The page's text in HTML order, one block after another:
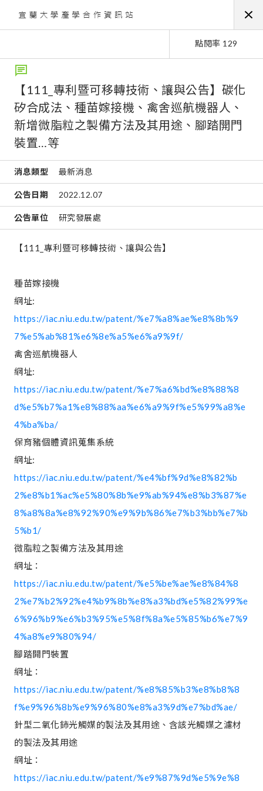
點閱率 129
【111_專利暨可移轉技術、讓與公告】碳化
矽合成法、種苗嫁接機、禽舍巡航機器人、
新增微脂粒之製備方法及其用途、腳踏開門
裝置…等
消息類型 最新消息
公告日期 2022.12.07
公告單位 研究發展處
【111_專利暨可移轉技術、讓與公告】
種苗嫁接機
網址:
https://iac.niu.edu.tw/patent/%e7%a8%ae%e8%8b%9
7%e5%ab%81%e6%8e%a5%e6%a9%9f/
禽舍巡航機器人
網址:
https://iac.niu.edu.tw/patent/%e7%a6%bd%e8%88%8
d%e5%b7%a1%e8%88%aa%e6%a9%9f%e5%99%a8%e
4%ba%ba/
保育豬個體資訊蒐集系統
網址:
https://iac.niu.edu.tw/patent/%e4%bf%9d%e8%82%b
2%e8%b1%ac%e5%80%8b%e9%ab%94%e8%b3%87%e
8%a8%8a%e8%92%90%e9%9b%86%e7%b3%bb%e7%b
5%b1/
微脂粒之製備方法及其用途
網址：
https://iac.niu.edu.tw/patent/%e5%be%ae%e8%84%8
2%e7%b2%92%e4%b9%8b%e8%a3%bd%e5%82%99%e
6%96%b9%e6%b3%95%e5%8f%8a%e5%85%b6%e7%9
4%a8%e9%80%94/
腳踏開門裝置
網址：
https://iac.niu.edu.tw/patent/%e8%85%b3%e8%b8%8
f%e9%96%8b%e9%96%80%e8%a3%9d%e7%bd%ae/
針型二氧化鈰光觸媒的製法及其用途、含該光觸媒之濾材
的製法及其用途
網址：
https://iac.niu.edu.tw/patent/%e9%87%9d%e5%9e%8